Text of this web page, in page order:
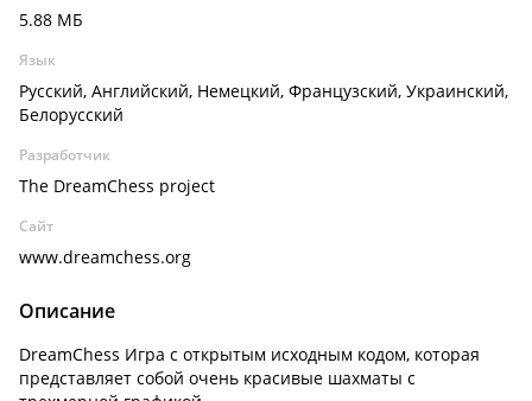
5.88 МБ
Язык
Русский, Английский, Немецкий, Французский, Украинский,
Белорусский
Разработчик
The DreamChess project
Сайт
www.dreamchess.org
Описание
DreamChess Игра с открытым исходным кодом, которая
представляет собой очень красивые шахматы с